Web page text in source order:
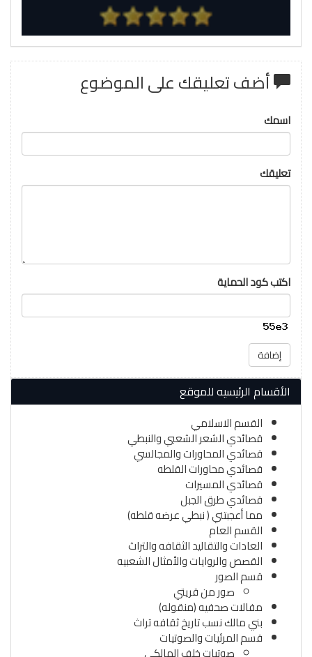
أضف تعليقك على الموضوع
اسمك
تعليقك
اكتب كود الحماية
إضافة
الأقسام الرئيسيه للموقع
القسم الاسلامي
قصائدي الشعر الشعبي والنبطي
قصائدي المحاورات والمجالسي
قصائدي محاورات القلطه
قصائدي المسيرات
قصائدي طرق الجبل
مما أعجبتني ( نبطي عرضه قلطه)
القسم العام
العادات والتقاليد الثقافه والتراث
القصص والروايات والأمثال الشعبيه
قسم الصور
صور من قريتي
مفالات صحفيه (منقوله)
بني مالك نسب تاريخ ثقافه تراث
قسم المرئيات والصوتيات